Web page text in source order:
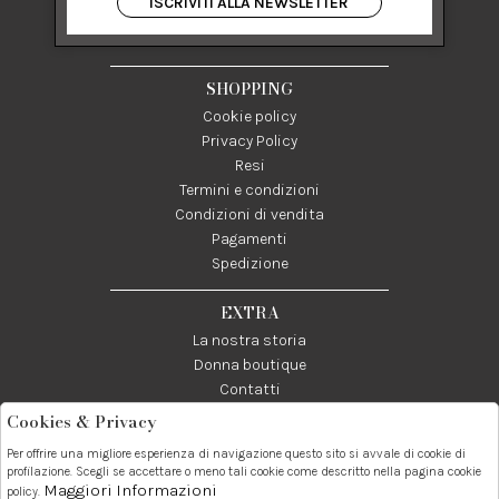
84122 Salerno Italia
P IVA 03024950655
SHOPPING
Cookie policy
Privacy Policy
Resi
Termini e condizioni
Condizioni di vendita
Pagamenti
Spedizione
EXTRA
La nostra storia
Donna boutique
Contatti
Telefono:
089237858
Whatsapp:
3338855601
Contatti:
info@donna1981.it
Cookies & Privacy
Per offrire una migliore esperienza di navigazione questo sito si avvale di cookie di
profilazione. Scegli se accettare o meno tali cookie come descritto nella pagina cookie
policy. Maggiori Informazioni